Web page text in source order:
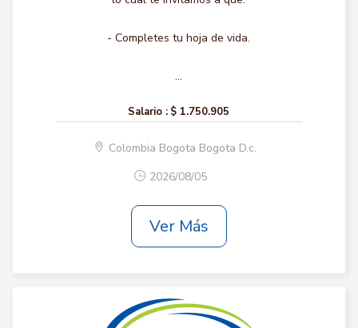
- Completes tu hoja de vida.
...
Salario : $ 1.750.905
Colombia Bogota Bogota D.c.
2026/08/05
Ver Más